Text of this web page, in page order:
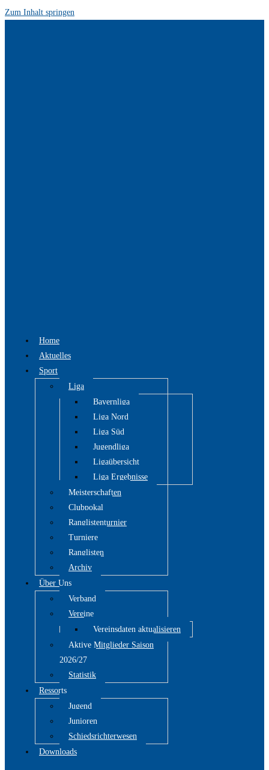
Zum Inhalt springen
Home
Aktuelles
Sport
Liga
Bayernliga
Liga Nord
Liga Süd
Jugendliga
Ligaübersicht
Liga Ergebnisse
Meisterschaften
Clubpokal
Ranglistenturnier
Turniere
Ranglisten
Archiv
Über Uns
Verband
Vereine
Vereinsdaten aktualisieren
Aktive Mitglieder Saison
2026/27
Statistik
Ressorts
Jugend
Junioren
Schiedsrichterwesen
Downloads